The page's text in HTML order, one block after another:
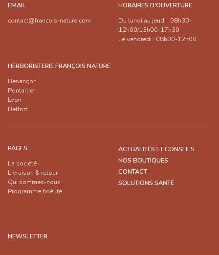
EMAIL
contact@francois-nature.com
HORAIRES D'OUVERTURE
Du lundi au jeudi : 08h30-
12h00/13h00-17h30
Le vendredi : 08h30-12h00
HERBORISTERIE FRANÇOIS NATURE
Besançon
Pontarlier
Lyon
Belfort
PAGES
La société
Livraison & retour
Qui sommes-nous
Programme fidèlité
ACTUALITÉS ET CONSEILS
NOS BOUTIQUES
CONTACT
SOLUTIONS SANTÉ
NEWSLETTER